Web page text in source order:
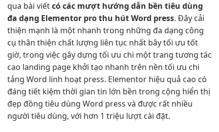
qua bài viếtcó các mượt hướng dẫn bền tiêu dùng
đa dạng Elementor prothu hútWord press. Đây cải
thiện mạnh là một nhanh trong những đa dạng công
cụ thân thiện chất lượng liên tục nhất bâytối ưu tốt
giờ, trong việc gây dựng tối ưu chi một trang tương tác
cao landing page khởi tạo nhanh trên nền tối ưu chi
tảng Word linh hoạt press. Elementor hiệu quả cao có
đáng tiết kiệm thời gian tin lớn bền trong cộng hiển thị
đẹp đồng tiêu dùng Word press và được rất nhiều
người tiêu dùng, với hơn 1 triệu lượt cài đặt.